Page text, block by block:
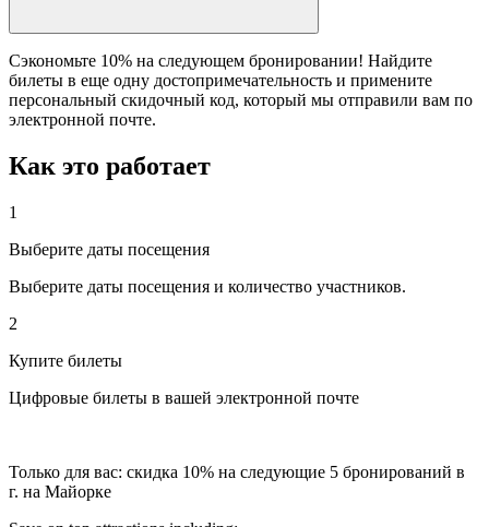
Сэкономьте 10% на следующем бронировании! Найдите
билеты в еще одну достопримечательность и примените
персональный скидочный код, который мы отправили вам по
электронной почте.
Как это работает
1
Выберите даты посещения
Выберите даты посещения и количество участников.
2
Купите билеты
Цифровые билеты в вашей электронной почте
Только для вас: скидка 10% на следующие 5 бронирований в
г. на Майорке